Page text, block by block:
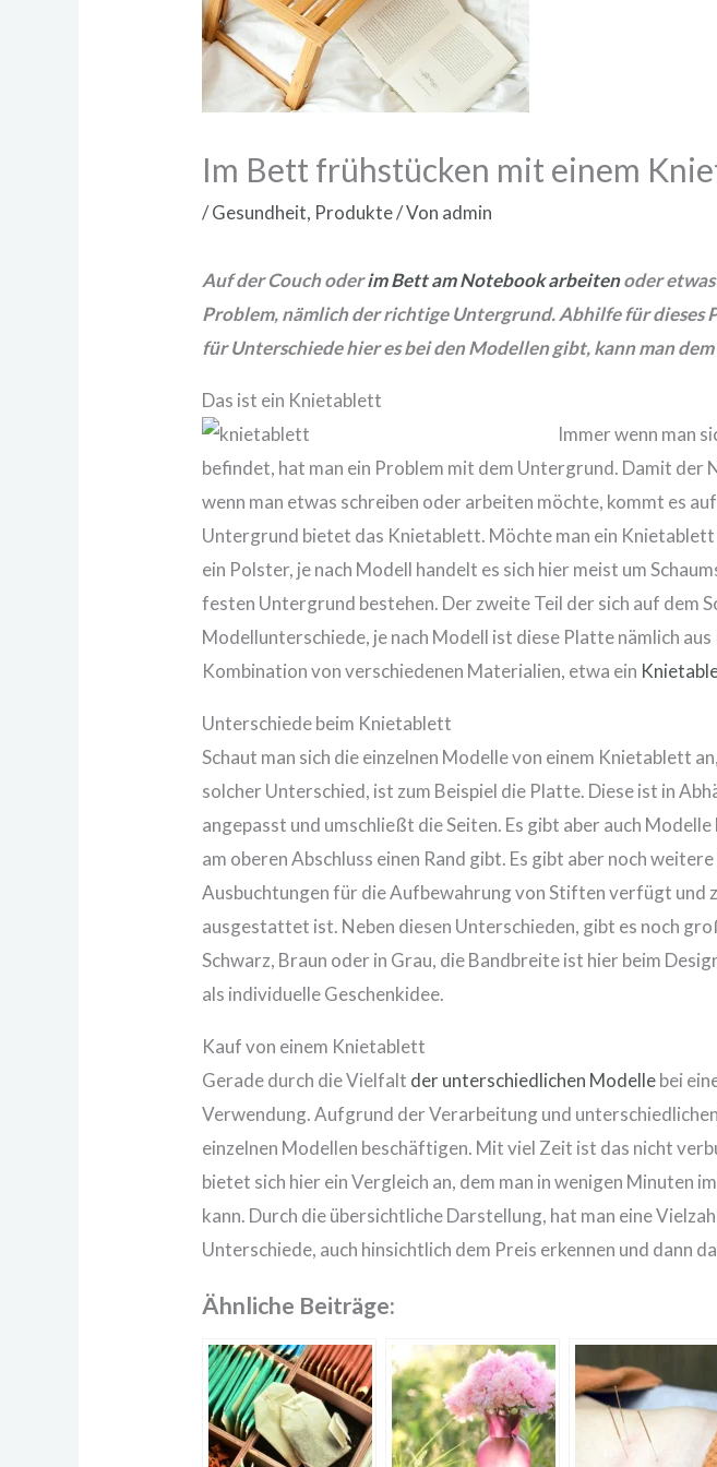
Im Bett frühstücken mit einem
/Gesundheit, Produkte/ Von admin
Auf der Couch oderim Bett am Notebook arbeitenoder etwas
Problem, nämlich der richtige Untergrund. Abhilfe für dieses
für Unterschiede hier es bei den Modellen gibt, kann man
Das ist ein Knietablett
Immer wenn man
befindet, hat man ein Problem mit dem Untergrund. Damit
wenn man etwas schreiben oder arbeiten möchte, kommt es
Untergrund bietet das Knietablett. Möchte man ein
ein Polster, je nach Modell handelt es sich hier meist um
festen Untergrund bestehen. Der zweite Teil der sich auf dem
Modellunterschiede, je nach Modell ist diese Platte nämlich
Kombination von verschiedenen Materialien, etwa ein
Unterschiede beim Knietablett
Schaut man sich die einzelnen Modelle von einem Knietablett
solcher Unterschied, ist zum Beispiel die Platte. Diese ist in
angepasst und umschließt die Seiten. Es gibt aber auch
am oberen Abschluss einen Rand gibt. Es gibt aber noch
Ausbuchtungen für die Aufbewahrung von Stiften verfügt und
ausgestattet ist. Neben diesen Unterschieden, gibt es noch
Schwarz, Braun oder in Grau, die Bandbreite ist hier beim
als individuelle Geschenkidee.
Kauf von einem Knietablett
Gerade durch die Vielfalt der unterschiedlichen Modellebei
Verwendung. Aufgrund der Verarbeitung und
einzelnen Modellen beschäftigen. Mit viel Zeit ist das nicht
bietet sich hier ein Vergleich an, dem man in wenigen Minuten
kann. Durch die übersichtliche Darstellung, hat man eine
Unterschiede, auch hinsichtlich dem Preis erkennen und dann
Ähnliche Beiträge: